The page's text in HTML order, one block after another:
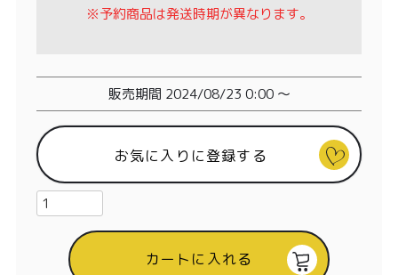
※予約商品は発送時期が異なります。
販売期間 2024/08/23 0:00 〜
お気に入りに登録する
カートに入れる